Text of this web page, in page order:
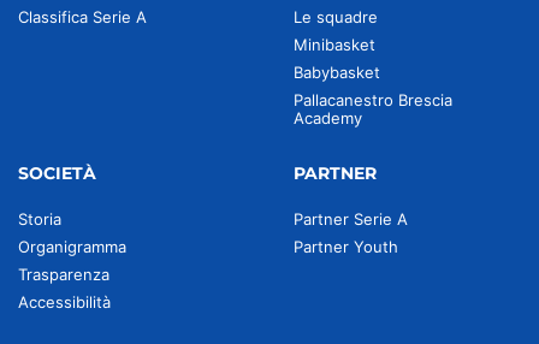
Classifica Serie A
Le squadre
Minibasket
Babybasket
Pallacanestro Brescia
Academy
SOCIETÀ
Storia
Organigramma
Trasparenza
Accessibilità
PARTNER
Partner Serie A
Partner Youth